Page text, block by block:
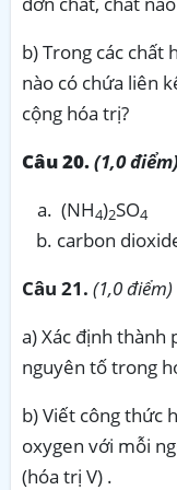
b) Trong các chất
nào có chứa liên
cộng hóa trị?
Câu 20.(1,0 điểm)
(NH4)2SO4
carbon
Câu 21. (1,0 điểm)
a) Xác định thành
nguyên tố trong
b) Viết công thức
oxygen với mỗi
(hóa trị V) .